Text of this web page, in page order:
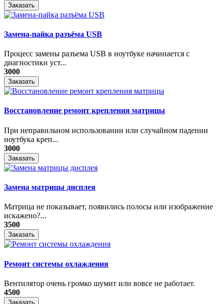
Заказать
Замена-пайка разъёма USB
Процесс замены разъема USB в ноутбуке начинается с
диагностики уст...
3000
Заказать
Восстановление ремонт крепления матрицы
При неправильном использовании или случайном падении
ноутбука креп...
3000
Заказать
Замена матрицы дисплея
Матрица не показывает, появились полосы или изображение
искажено?...
3500
Заказать
Ремонт системы охлаждения
Вентилятор очень громко шумит или вовсе не работает.
4500
Заказать